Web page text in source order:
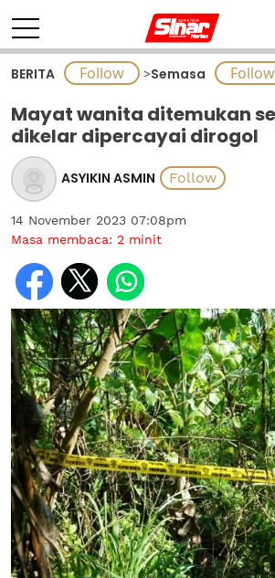
BERITA >Semasa
Mayat wanita ditemukan
dikelar dipercayai dirogol
ASYIKIN ASMIN
14 November 2023 07:08pm
Masa membaca: 2 minit